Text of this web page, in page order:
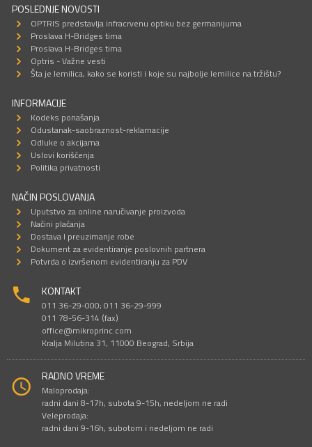
POSLEDNJE NOVOSTI
OPTRIS predstavlja infracrvenu optiku bez germanijuma
Proslava H-Bridges tima
Proslava H-Bridges tima
Optris - Važne vesti
Šta je lemilica, kako se koristi i koje su najbolje lemilice na tržištu?
INFORMACIJE
Kodeks ponašanja
Odustanak-saobraznost-reklamacije
Odluke o akcijama
Uslovi korišćenja
Politika privatnosti
NAČIN POSLOVANJA
Uputstvo za online naručivanje proizvoda
Načini plaćanja
Dostava I preuzimanje robe
Dokument za evidentiranje poslovnih partnera
Potvrda o izvršenom evidentiranju za PDV
KONTAKT
011 36-29-000; 011 36-29-999
011 78-56-314 (fax)
office@mikroprinc.com
Kralja Milutina 31, 11000 Beograd, Srbija
RADNO VREME
Maloprodaja:
radni dani 8-17h, subota 9-15h, nedeljom ne radi
Veleprodaja:
radni dani 9-16h, subotom i nedeljom ne radi